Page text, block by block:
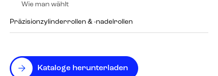
Kataloge herunterladen
Wie man wählt
Präzisionzylinderrollen & -nadelrollen